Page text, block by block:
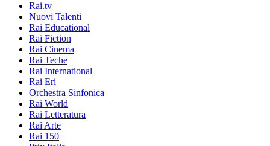
Rai.tv
Nuovi Talenti
Rai Educational
Rai Fiction
Rai Cinema
Rai Teche
Rai International
Rai Eri
Orchestra Sinfonica
Rai World
Rai Letteratura
Rai Arte
Rai 150